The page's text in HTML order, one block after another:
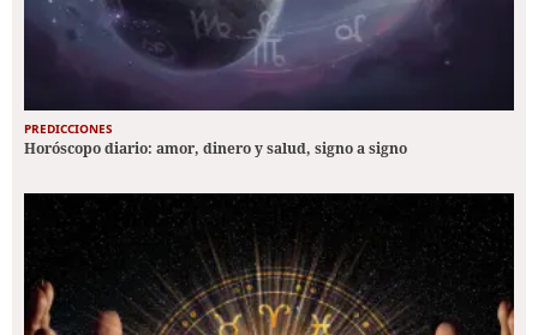
PREDICCIONES
Horóscopo diario: amor, dinero y salud, signo a signo